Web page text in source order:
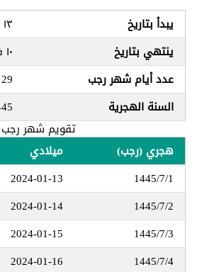
يبدأ بتاريخ
١٣ يناير ٢٠٢٤ م
ينتهي بتاريخ
١٠ فبراير ٢٠٢٤ م
عدد أيام شهر رجب
29 يوم
السنة الهجرية
تقويم شهر رجب
هجري (رجب)
ميلادي
1445/7/1
2024-01-13
1445/7/2
2024-01-14
1445/7/3
2024-01-15
1445/7/4
2024-01-16